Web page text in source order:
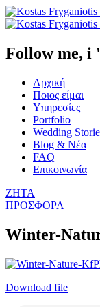
Follow me, i
Αρχική
Ποιος είμαι
Υπηρεσίες
Portfolio
Wedding
Blog & Νέα
FAQ
Επικοινωνία
ΖΗΤΑ
ΠΡΟΣΦΟΡΑ
Winter-
Download file